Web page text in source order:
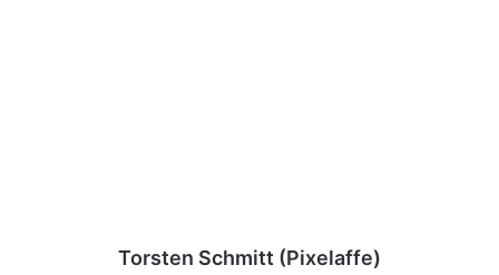
Torsten Schmitt (Pixelaffe)